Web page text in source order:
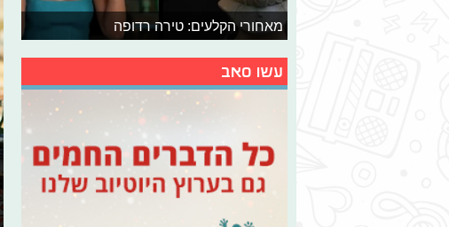
מאחורי הקלעים: טירה רדופה
עשו סאב